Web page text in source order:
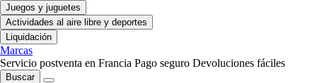
Juegos y juguetes
Actividades al aire libre y deportes
Liquidación
Marcas
Servicio postventa en Francia Pago seguro Devoluciones fáciles
Buscar